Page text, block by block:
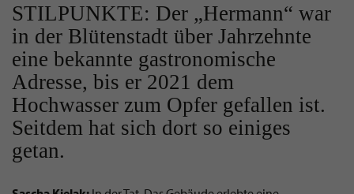
STILPUNKTE: Der „Hermann“ war
in der Blütenstadt über Jahrzehnte
eine bekannte gastronomische
Adresse, bis er 2021 dem
Hochwasser zum Opfer gefallen ist.
Seitdem hat sich dort so einiges
getan.